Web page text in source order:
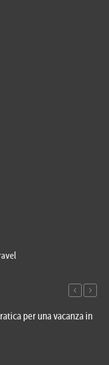
per una vacanza in